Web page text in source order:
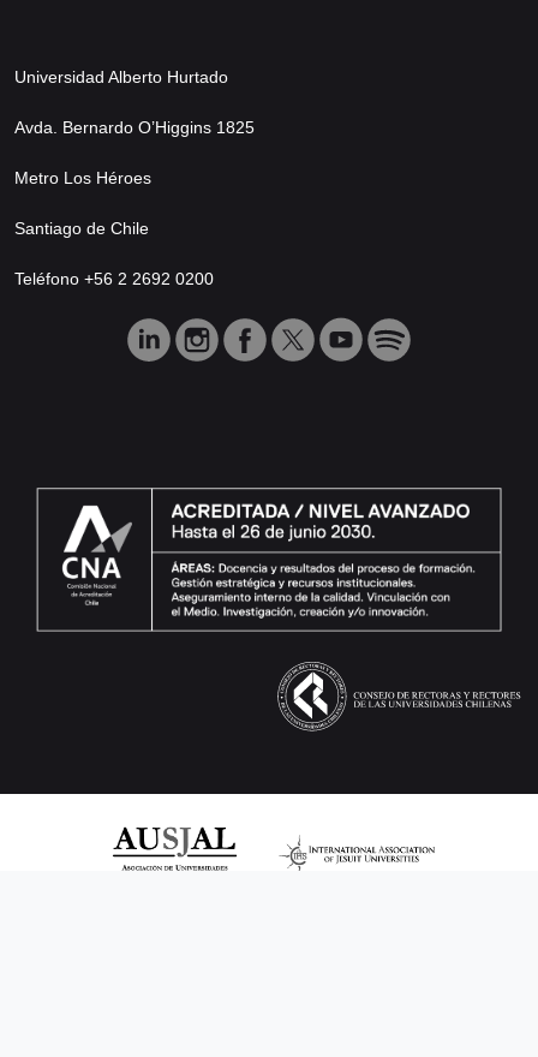
Universidad Alberto Hurtado
Avda. Bernardo O’Higgins 1825
Metro Los Héroes
Santiago de Chile
Teléfono +56 2 2692 0200